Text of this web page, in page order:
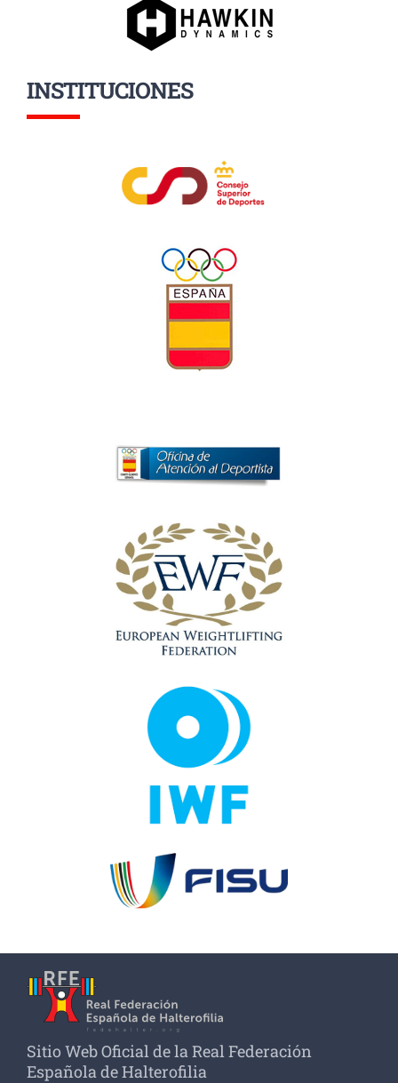
INSTITUCIONES
Sitio Web Oficial de la Real Federación
Española de Halterofilia